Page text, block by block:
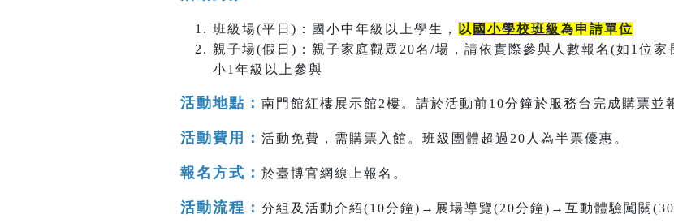
班級場(平日)：國小中年級以上學生， 以 國小學校班級為申請單位
親子場(假日)：親子家庭觀眾20名/場，請依實際參與人數報名(如1位家
小1年級以上參與
活動地點 ： 南門館紅樓展示館2樓。請於活動前10分鐘於服務台完成購票並
活動費用 ： 活動免費，需購票入館。班級團體超過20人為半票優惠。
報名方式 ： 於臺博官網線上報名。
活動流程 ： 分組及活動介紹(10分鐘)→展場導覽(20分鐘)→互動體驗闖關(30